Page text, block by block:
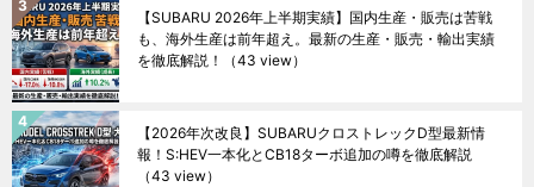
【SUBARU 2026年上半期実績】国内生産・販売は苦戦
も、海外生産は前年超え。最新の生産・販売・輸出実績
を徹底解説！
（43 view）
【2026年次改良】SUBARUクロストレックD型最新情
報！S:HEV一本化とCB18ターボ追加の噂を徹底解説
（43 view）